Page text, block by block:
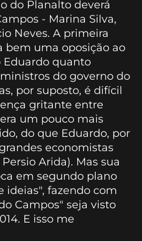
do Planalto deverá
- Marina Silva,
Neves. A primeira
bem uma oposição ao
Eduardo quanto
do governo do
por suposto, é difícil
gritante entre
um pouco mais
do que Eduardo, por
economistas
Arida). Mas sua
em segundo plano
ideias", fazendo com
Campos" seja visto
E isso me